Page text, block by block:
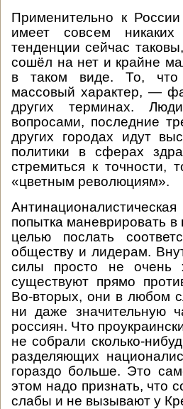
Применительно к
имеет совсем
тенденции сейчас
сошёл на нет и крайне
в таком виде. То, что
массовый характер, —
других терминах.
вопросами, последние
других городах идут
политики в сферах
стремиться к точности,
«цветным революциям».
попытка маневрировать
целью послать
обществу и лидерам.
силы просто не очень
существуют прямо
Во-вторых, они в любом
ни даже значительную
россиян. Что
не собрали сколько-
разделяющих
гораздо больше. Это
этом надо признать, что
слабы и не вызывают у